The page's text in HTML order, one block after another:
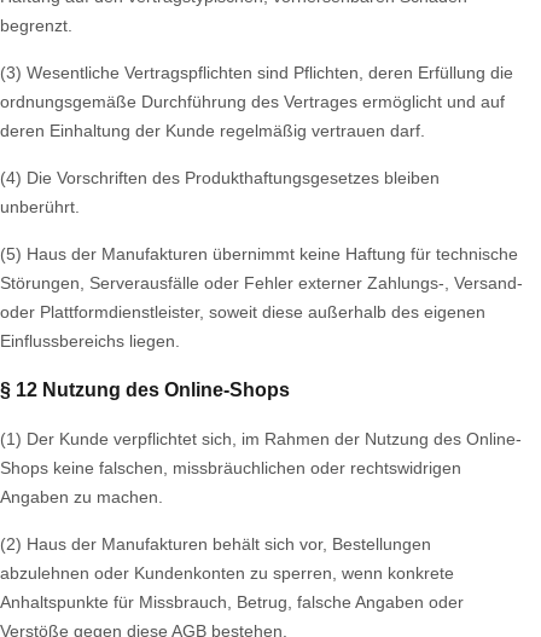
begrenzt.
(3) Wesentliche Vertragspflichten sind Pflichten, deren Erfüllung die
ordnungsgemäße Durchführung des Vertrages ermöglicht und auf
deren Einhaltung der Kunde regelmäßig vertrauen darf.
(4) Die Vorschriften des Produkthaftungsgesetzes bleiben
unberührt.
(5) Haus der Manufakturen übernimmt keine Haftung für technische
Störungen, Serverausfälle oder Fehler externer Zahlungs-, Versand-
oder Plattformdienstleister, soweit diese außerhalb des eigenen
Einflussbereichs liegen.
§ 12 Nutzung des Online-Shops
(1) Der Kunde verpflichtet sich, im Rahmen der Nutzung des Online-
Shops keine falschen, missbräuchlichen oder rechtswidrigen
Angaben zu machen.
(2) Haus der Manufakturen behält sich vor, Bestellungen
abzulehnen oder Kundenkonten zu sperren, wenn konkrete
Anhaltspunkte für Missbrauch, Betrug, falsche Angaben oder
Verstöße gegen diese AGB bestehen.